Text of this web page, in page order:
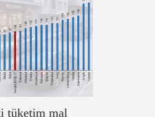
tüketim mal